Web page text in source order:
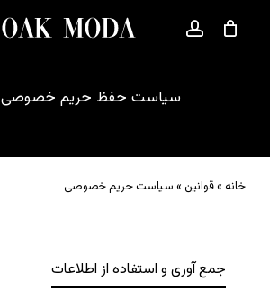
حساب کاربری
سبد خرید
سیاست حفظ حریم خصوصی
خانه »قوانین» سیاست حریم خصوصی
جمع آوری و استفاده از اطلاعات